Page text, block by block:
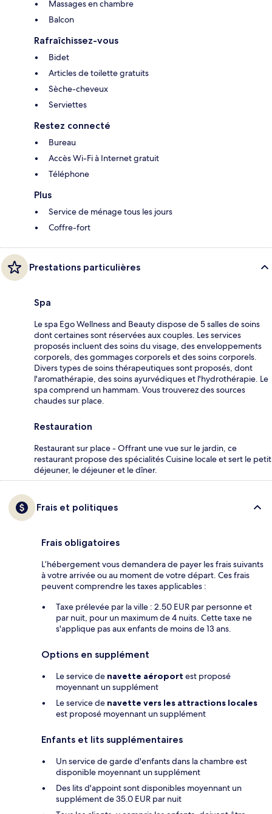
Massages en chambre
Balcon
Rafraîchissez-vous
Bidet
Articles de toilette gratuits
Sèche-cheveux
Serviettes
Restez connecté
Bureau
Accès Wi-Fi à Internet gratuit
Téléphone
Plus
Service de ménage tous les jours
Coffre-fort
Prestations particulières
Spa
Le spa Ego Wellness and Beauty dispose de 5 salles de soins
dont certaines sont réservées aux couples. Les services
proposés incluent des soins du visage, des enveloppements
corporels, des gommages corporels et des soins corporels.
Divers types de soins thérapeutiques sont proposés, dont
l'aromathérapie, des soins ayurvédiques et l'hydrothérapie. Le
spa comprend un hammam. Vous trouverez des sources
chaudes sur place.
Restauration
Restaurant sur place - Offrant une vue sur le jardin, ce
restaurant propose des spécialités Cuisine locale et sert le petit
déjeuner, le déjeuner et le dîner.
Frais et politiques
Frais obligatoires
L’hébergement vous demandera de payer les frais suivants
à votre arrivée ou au moment de votre départ. Ces frais
peuvent comprendre les taxes applicables :
Taxe prélevée par la ville : 2.50 EUR par personne et
par nuit, pour un maximum de 4 nuits. Cette taxe ne
s'applique pas aux enfants de moins de 13 ans.
Options en supplément
Le service de navette aéroport est proposé
moyennant un supplément
Le service de navette vers les attractions locales
est proposé moyennant un supplément
Enfants et lits supplémentaires
Un service de garde d'enfants dans la chambre est
disponible moyennant un supplément
Des lits d'appoint sont disponibles moyennant un
supplément de 35.0 EUR par nuit